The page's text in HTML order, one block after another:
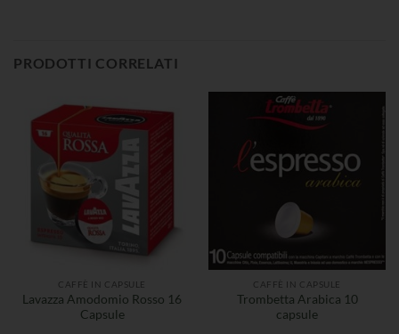
PRODOTTI CORRELATI
CAFFÈ IN CAPSULE
Lavazza Amodomio Rosso 16
Capsule
CAFFÈ IN CAPSULE
Trombetta Arabica 10
capsule